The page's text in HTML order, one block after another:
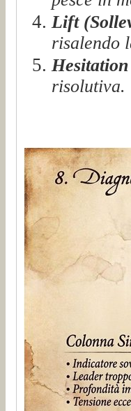
Lift
risalendo
risolutiva.